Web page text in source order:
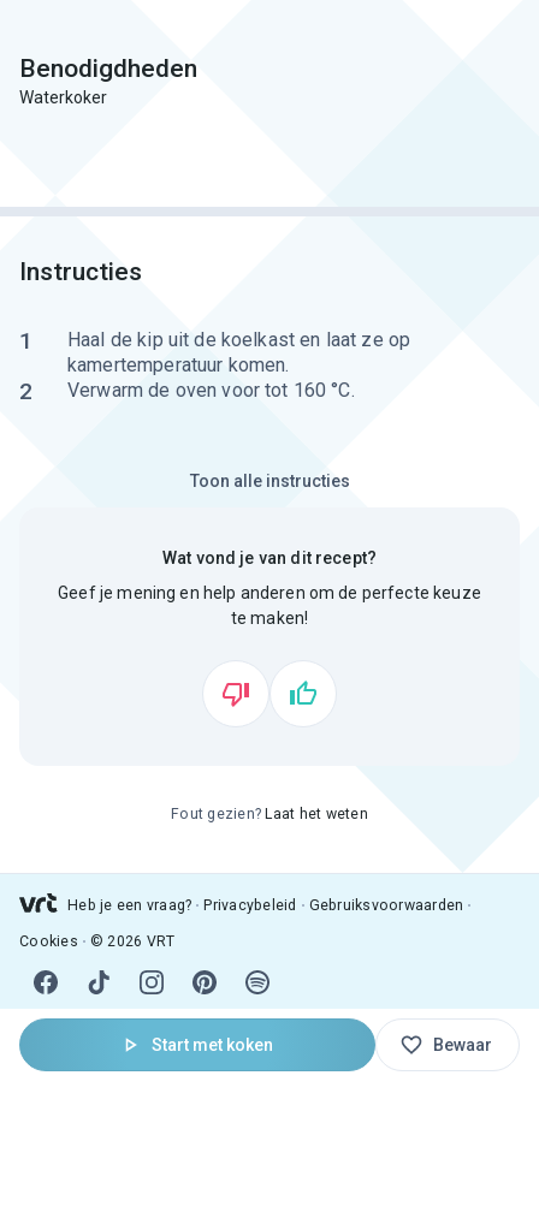
Start met koken Bewaar
Benodigdheden
Waterkoker
Instructies
1
Haal de kip uit de koelkast en laat ze op
kamertemperatuur komen.
2 Verwarm de oven voor tot 160 °C.
Toon alle instructies
Wat vond je van dit recept?
Geef je mening en help anderen om de perfecte keuze
te maken!
Fout gezien? Laat het weten
Heb je een vraag? Privacybeleid Gebruiksvoorwaarden
Cookies © 2026 VRT